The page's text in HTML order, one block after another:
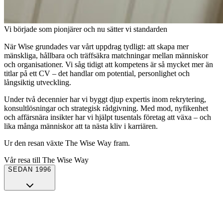
Vi började som pionjärer och nu sätter vi standarden
När Wise grundades var vårt uppdrag tydligt: att skapa mer
mänskliga, hållbara och träffsäkra matchningar mellan människor
och organisationer. Vi såg tidigt att kompetens är så mycket mer än
titlar på ett CV – det handlar om potential, personlighet och
långsiktig utveckling.
Under två decennier har vi byggt djup expertis inom rekrytering,
konsultlösningar och strategisk rådgivning. Med mod, nyfikenhet
och affärsnära insikter har vi hjälpt tusentals företag att växa – och
lika många människor att ta nästa kliv i karriären.
Ur den resan växte The Wise Way fram.
Vår resa till The Wise Way
SEDAN 1996